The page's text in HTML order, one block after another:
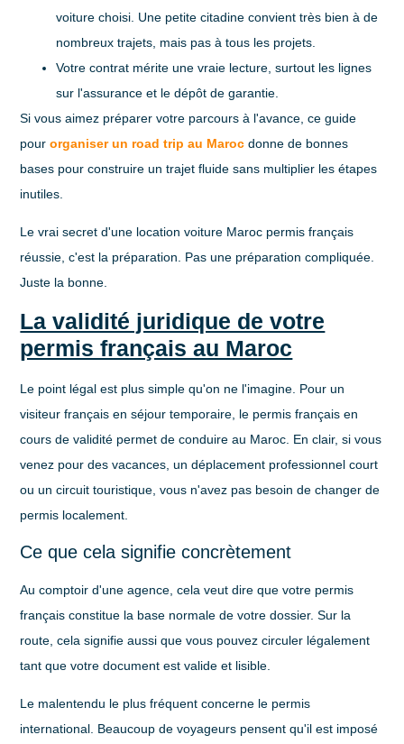
voiture choisi. Une petite citadine convient très bien à de
nombreux trajets, mais pas à tous les projets.
Votre contrat mérite une vraie lecture, surtout les lignes
sur l'assurance et le dépôt de garantie.
Si vous aimez préparer votre parcours à l'avance, ce guide
pourorganiser un road trip au Maroc donne de bonnes
bases pour construire un trajet fluide sans multiplier les étapes
inutiles.
Le vrai secret d'une location voiture Maroc permis français
réussie, c'est la préparation. Pas une préparation compliquée.
Juste la bonne.
La validité juridique de votre
permis français au Maroc
Le point légal est plus simple qu'on ne l'imagine. Pour un
visiteur français en séjour temporaire, le permis français en
cours de validité permet de conduire au Maroc. En clair, si vous
venez pour des vacances, un déplacement professionnel court
ou un circuit touristique, vous n'avez pas besoin de changer de
permis localement.
Ce que cela signifie concrètement
Au comptoir d'une agence, cela veut dire que votre permis
français constitue la base normale de votre dossier. Sur la
route, cela signifie aussi que vous pouvez circuler légalement
tant que votre document est valide et lisible.
Le malentendu le plus fréquent concerne le permis
international. Beaucoup de voyageurs pensent qu'il est imposé